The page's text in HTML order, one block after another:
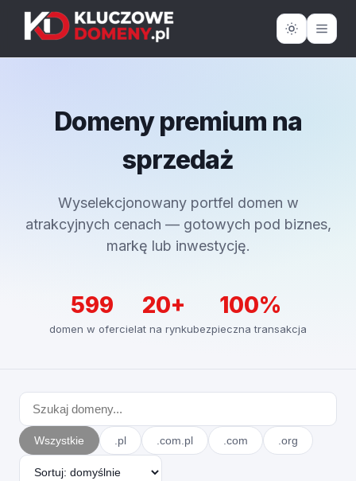
Domeny premium na
sprzedaż
Wyselekcjonowany portfel domen w
atrakcyjnych cenach — gotowych pod biznes,
markę lub inwestycję.
599
domen w ofercie
20+
lat na rynku
100%
bezpieczna transakcja
Wszystkie .pl .com.pl .com .org